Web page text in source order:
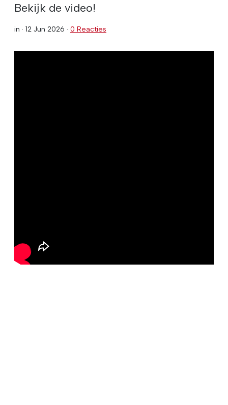
Bekijk de video!
in · 12 Jun 2026 · 0 Reacties